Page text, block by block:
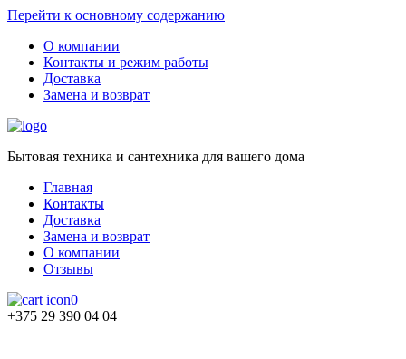
Перейти к основному содержанию
О компании
Контакты и режим работы
Доставка
Замена и возврат
Бытовая техника и сантехника для вашего дома
Главная
Контакты
Доставка
Замена и возврат
О компании
Отзывы
0
+375 29 390 04 04